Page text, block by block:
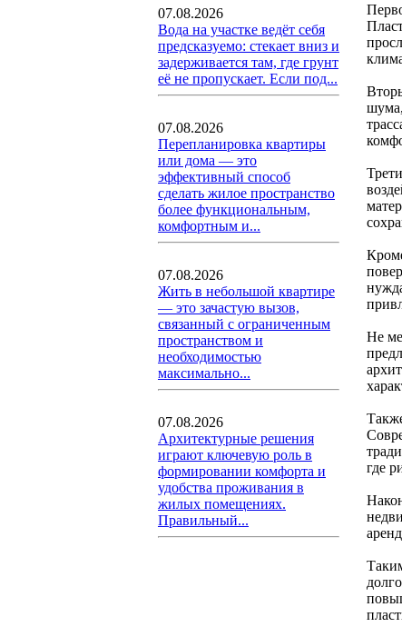
07.08.2026
Вода на участке ведёт себя
предсказуемо: стекает вниз и
задерживается там, где грунт
её не пропускает. Если под...
07.08.2026
Перепланировка квартиры
или дома — это
эффективный способ
сделать жилое пространство
более функциональным,
комфортным и...
07.08.2026
Жить в небольшой квартире
— это зачастую вызов,
связанный с ограниченным
пространством и
необходимостью
максимально...
07.08.2026
Архитектурные решения
играют ключевую роль в
формировании комфорта и
удобства проживания в
жилых помещениях.
Правильный...
Не
где